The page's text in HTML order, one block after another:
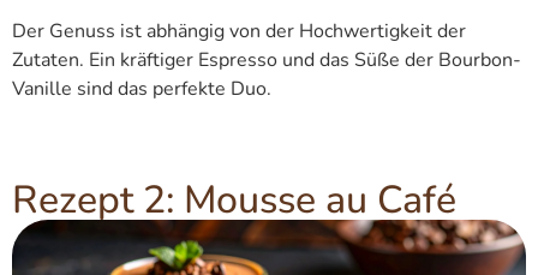
Der Genuss ist abhängig von der Hochwertigkeit der
Zutaten. Ein kräftiger Espresso und das Süße der Bourbon-
Vanille sind das perfekte Duo.
Rezept 2: Mousse au Café